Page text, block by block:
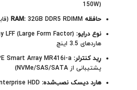
150W)
حافظه RAM: 32GB DDR5 RDIMM (قابل ارتقاء تا چند ترابایت)
نوع درایو:
هاردهای 3.5 اینچ
رِید کنترلر:
پشتیبانی از NVMe/SAS/SATA)
هارد دیسک نصب‌شده: